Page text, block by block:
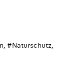
, #Naturschutz,